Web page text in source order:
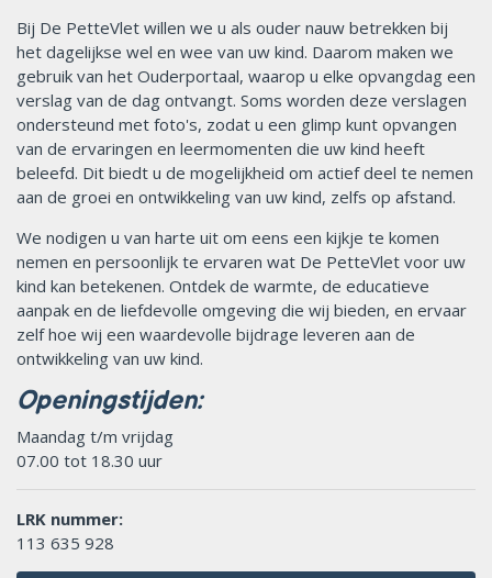
Bij De PetteVlet willen we u als ouder nauw betrekken bij
het dagelijkse wel en wee van uw kind. Daarom maken we
gebruik van het Ouderportaal, waarop u elke opvangdag een
verslag van de dag ontvangt. Soms worden deze verslagen
ondersteund met foto's, zodat u een glimp kunt opvangen
van de ervaringen en leermomenten die uw kind heeft
beleefd. Dit biedt u de mogelijkheid om actief deel te nemen
aan de groei en ontwikkeling van uw kind, zelfs op afstand.
We nodigen u van harte uit om eens een kijkje te komen
nemen en persoonlijk te ervaren wat De PetteVlet voor uw
kind kan betekenen. Ontdek de warmte, de educatieve
aanpak en de liefdevolle omgeving die wij bieden, en ervaar
zelf hoe wij een waardevolle bijdrage leveren aan de
ontwikkeling van uw kind.
Openingstijden:
Maandag t/m vrijdag
07.00 tot 18.30 uur
LRK nummer:
113 635 928